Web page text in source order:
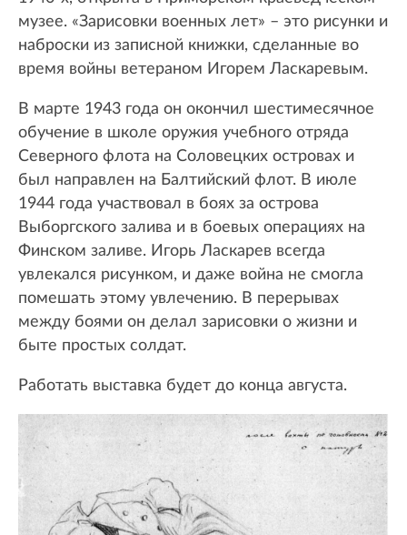
музее. «Зарисовки военных лет» – это рисунки и
наброски из записной книжки, сделанные во
время войны ветераном Игорем Ласкаревым.
В марте 1943 года он окончил шестимесячное
обучение в школе оружия учебного отряда
Северного флота на Соловецких островах и
был направлен на Балтийский флот. В июле
1944 года участвовал в боях за острова
Выборгского залива и в боевых операциях на
Финском заливе. Игорь Ласкарев всегда
увлекался рисунком, и даже война не смогла
помешать этому увлечению. В перерывах
между боями он делал зарисовки о жизни и
быте простых солдат.
Работать выставка будет до конца августа.